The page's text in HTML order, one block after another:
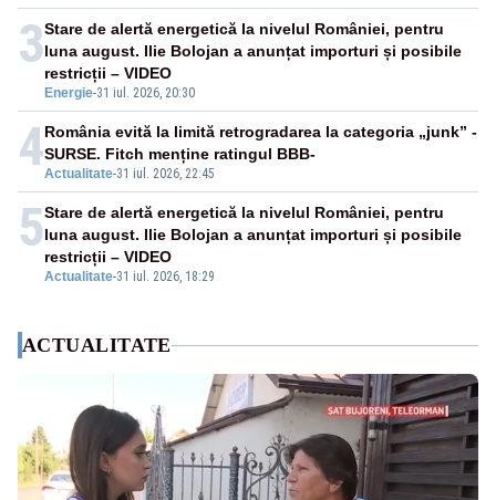
3
Energie-31 iul. 2026, 20:30
Stare de alertă energetică la nivelul României, pentru
luna august. Ilie Bolojan a anunțat importuri și posibile
restricții – VIDEO
4Actualitate-31 iul. 2026, 22:45
România evită la limită retrogradarea la categoria „junk” -
SURSE. Fitch menține ratingul BBB-
5
Actualitate-31 iul. 2026, 18:29
Stare de alertă energetică la nivelul României, pentru
luna august. Ilie Bolojan a anunțat importuri și posibile
restricții – VIDEO
ACTUALITATE